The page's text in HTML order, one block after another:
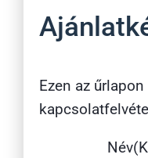
Ezen az
Név